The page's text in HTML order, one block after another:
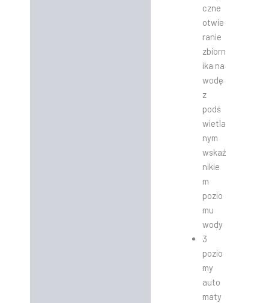
czne
otwie
ranie
zbiorn
ika na
wodę
z
podś
wietla
nym
wskaź
nikie
m
pozio
mu
wody
3
pozio
my
auto
maty